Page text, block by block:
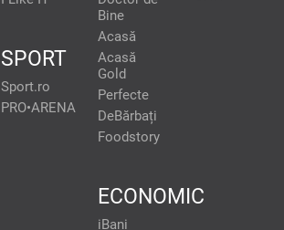
SPORT
Sport.ro
PRO•ARENA
Bine
Acasă
Acasă
Gold
Perfecte
DeBărbați
Foodstory
ECONOMIC
iBani